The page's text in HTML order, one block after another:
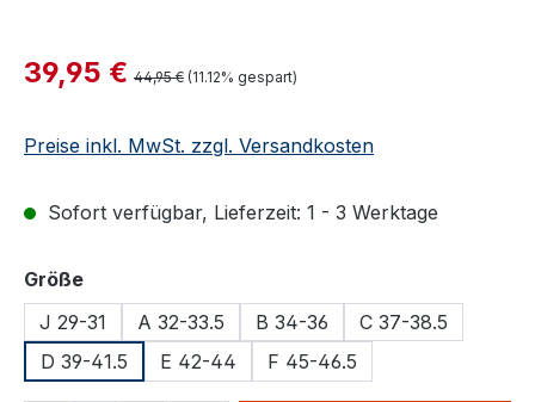
Verkaufspreis:
39,95 € Regulärer Preis:
44,95 € (11.12% gespart)
Preise inkl. MwSt. zzgl. Versandkosten
Sofort verfügbar, Lieferzeit: 1 - 3 Werktage
Größeauswählen
J 29-31
A 32-33.5 B 34-36
C 37-38.5
D 39-41.5
E 42-44 F 45-46.5